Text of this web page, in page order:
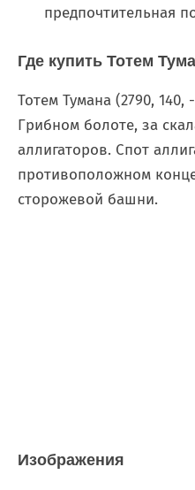
предпочтительная
Где купить Тотем
Тотем Тумана (2790, 140,
Грибном болоте, за
аллигаторов. Спот
противоположном
сторожевой башни.
Изображения